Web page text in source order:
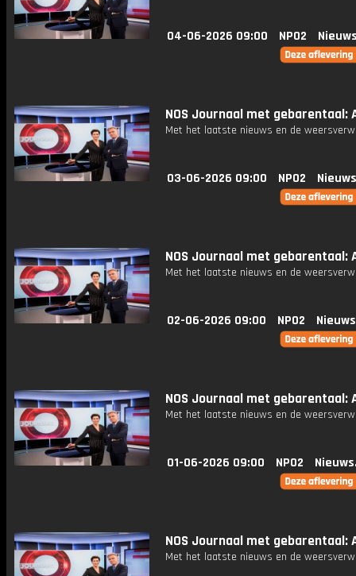
04-06-2026 09:00 NPO2
NOS Journaal met gebarentaal:
Met het laatste nieuws en de
03-06-2026 09:00 NPO2
NOS Journaal met gebarentaal:
Met het laatste nieuws en de
02-06-2026 09:00 NPO2
NOS Journaal met gebarentaal:
Met het laatste nieuws en de
01-06-2026 09:00 NPO2
NOS Journaal met gebarentaal:
Met het laatste nieuws en de